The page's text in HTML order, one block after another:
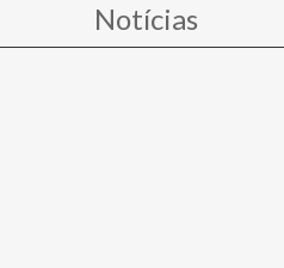
Notícias